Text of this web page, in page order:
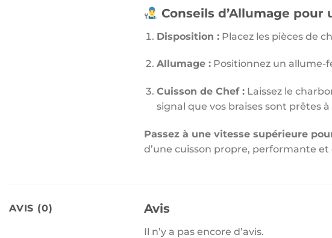
Conseils d’Allumage
Disposition :Placez les pièces de
Allumage :Positionnez un allume-
Cuisson de Chef :Laissez le
signal que vos braises sont prêtes
Passez à une vitesse supérieure
d’une cuisson propre, performante
AVIS (0) Avis
Il n’y a pas encore d’avis.